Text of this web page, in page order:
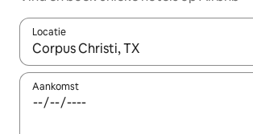
Locatie
Wanneer er resultaten beschikbaar zijn,
Aankomst